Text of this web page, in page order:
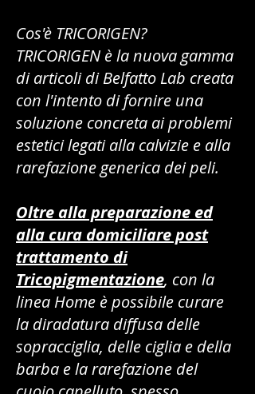
Cos'è TRICORIGEN?
TRICORIGEN è la nuova gamma
di articoli di Belfatto Lab creata
con l'intento di fornire una
soluzione concreta ai problemi
estetici legati alla calvizie e alla
rarefazione generica dei peli.
Oltre alla preparazione ed
alla cura domiciliare post
trattamento di
Tricopigmentazione, con la
linea Home è possibile curare
la diradatura diffusa delle
sopracciglia, delle ciglia e della
barba e la rarefazione del